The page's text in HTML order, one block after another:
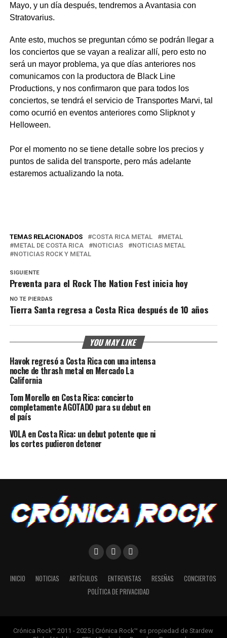
Mayo, y un día después, tendremos a Avantasia con
Stratovarius.
Ante esto, muchos se preguntan cómo se podrán llegar a
los conciertos que se vayan a realizar allí, pero esto no
será un mayor problema, ya que días anteriores nos
comunicamos con la productora de Black Line
Productions, y nos confirmaron que para todos los
conciertos, se tendrá el servicio de Transportes Marvi, tal
como ocurrió en eventos anteriores como Slipknot y
Helloween.
Por el momento no se tiene detalle sobre los precios y
puntos de salida del transporte, pero más adelante
estaremos actualizando la nota.
TEMAS RELACIONADOS COSTA RICA METAL
METAL
METAL DE COSTA RICA
NOTICIAS
NOTICIAS METAL
NOTICIAS ROCK Y METAL
SIGUIENTE
Preventa para el Rock The Nation Fest inicia hoy
NO TE PIERDAS
Tierra Santa regresa a Costa Rica después de 10 años
YOU MAY LIKE
Havok regresó a Costa Rica con una intensa
noche de thrash metal en Mercado La
California
Tom Morello en Costa Rica: concierto
completamente AGOTADO para su debut en
el país
VOLA en Costa Rica: un debut potente que ni
los cortes pudieron detener
INICIO NOTICIAS ARTÍCULOS ENTREVISTAS RESEÑAS
CONCIERTOS
POLÍTICA DE PRIVACIDAD
Crónica Rock™ 2011 - 2025 | Crónica Rock™ es propiedad de Stardew